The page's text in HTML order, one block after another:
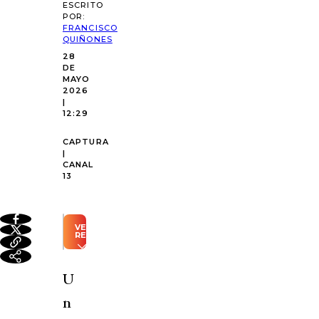
ESCRITO
POR:
FRANCISCO
QUIÑONES
28
DE
MAYO
2026
|
12:29
CAPTURA
|
CANAL
13
VER
RESUMEN
generado
Inteligencia
U
n